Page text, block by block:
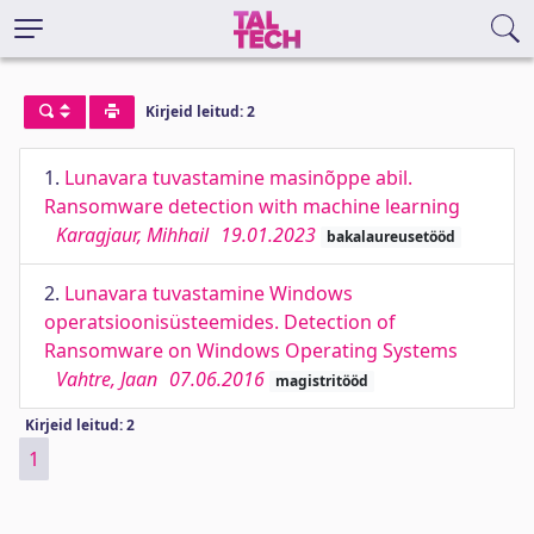
Kirjeid leitud: 2
1. Lunavara tuvastamine masinõppe abil.
Ransomware detection with machine learning
Karagjaur, Mihhail 19.01.2023 bakalaureusetööd
2. Lunavara tuvastamine Windows
operatsioonisüsteemides. Detection of
Ransomware on Windows Operating Systems
Vahtre, Jaan 07.06.2016 magistritööd
Kirjeid leitud: 2
1